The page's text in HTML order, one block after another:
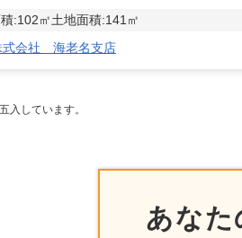
:102㎡土地面積:141 ㎡
式会社 海老名支店
入しています。
あなた